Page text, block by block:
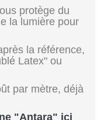
protège du
la lumière pour
la référence,
Latex" ou
par mètre, déjà
"Antara" ici